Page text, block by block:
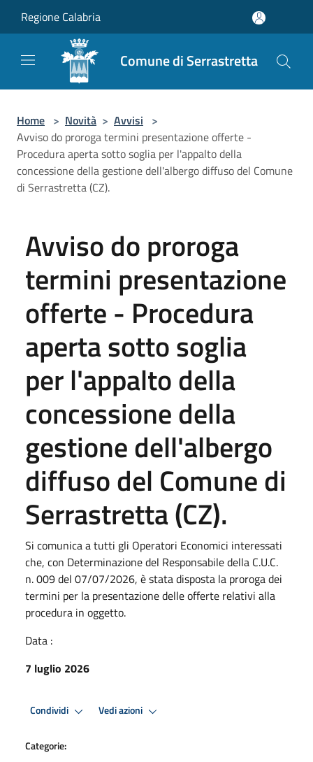
Regione Calabria
Comune di Serrastretta
Home > Novità > Avvisi >
Avviso do proroga termini presentazione offerte -
Procedura aperta sotto soglia per l'appalto della
concessione della gestione dell'albergo diffuso del Comune
di Serrastretta (CZ).
Avviso do proroga
termini presentazione
offerte - Procedura
aperta sotto soglia
per l'appalto della
concessione della
gestione dell'albergo
diffuso del Comune di
Serrastretta (CZ).
Si comunica a tutti gli Operatori Economici interessati
che, con Determinazione del Responsabile della C.U.C.
n. 009 del 07/07/2026, è stata disposta la proroga dei
termini per la presentazione delle offerte relativi alla
procedura in oggetto.
Data :
7 luglio 2026
Condividi Vedi azioni
Categorie: